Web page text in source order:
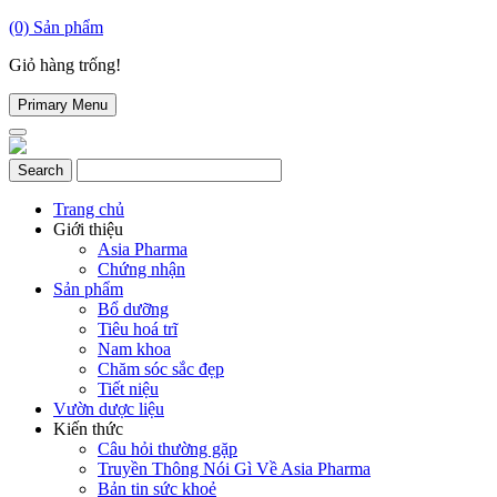
(0) Sản phẩm
Giỏ hàng trống!
Primary Menu
Trang chủ
Giới thiệu
Asia Pharma
Chứng nhận
Sản phẩm
Bổ dưỡng
Tiêu hoá trĩ
Nam khoa
Chăm sóc sắc đẹp
Tiết niệu
Vườn dược liệu
Kiến thức
Câu hỏi thường gặp
Truyền Thông Nói Gì Về Asia Pharma
Bản tin sức khoẻ